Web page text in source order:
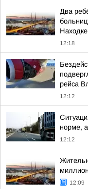
Два
Находке
12:18
рейса
12:12
норме,
12:12
12:09